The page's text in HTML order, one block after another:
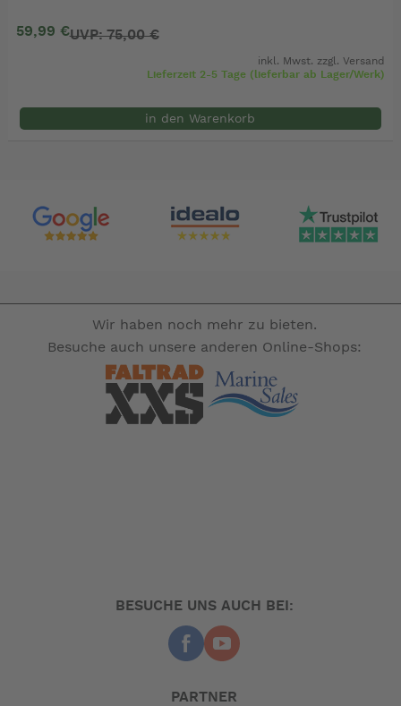
59,99 €UVP: 75,00 €
inkl. Mwst. zzgl.Versand
Lieferzeit 2-5 Tage (lieferbar ab Lager/Werk)
in den Warenkorb
Wir haben noch mehr zu bieten.
Besuche auch unsere anderen Online-Shops:
BESUCHE UNS AUCH BEI:
PARTNER